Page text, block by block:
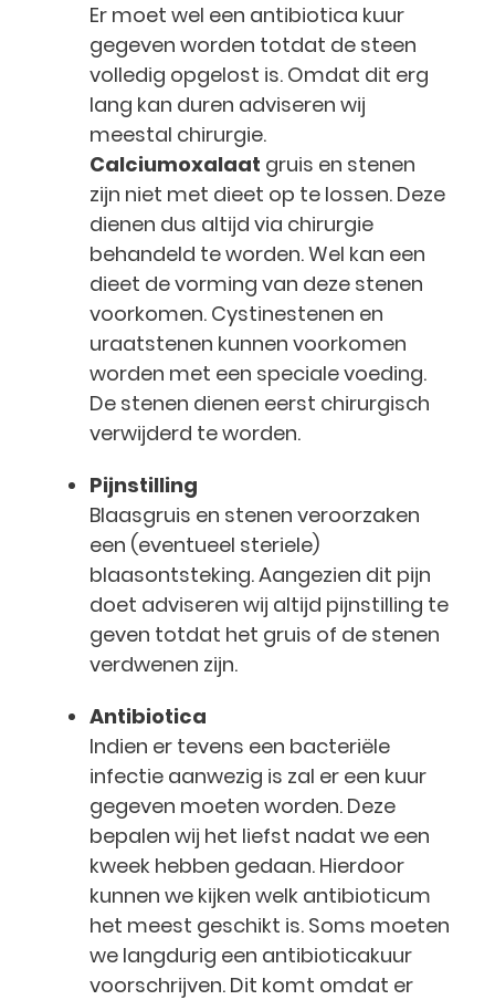
Er moet wel een antibiotica kuur
gegeven worden totdat de steen
volledig opgelost is. Omdat dit erg
lang kan duren adviseren wij
meestal chirurgie.
Calciumoxalaat gruis en stenen
zijn niet met dieet op te lossen. Deze
dienen dus altijd via chirurgie
behandeld te worden. Wel kan een
dieet de vorming van deze stenen
voorkomen. Cystinestenen en
uraatstenen kunnen voorkomen
worden met een speciale voeding.
De stenen dienen eerst chirurgisch
verwijderd te worden.
Pijnstilling
Blaasgruis en stenen veroorzaken
een (eventueel steriele)
blaasontsteking. Aangezien dit pijn
doet adviseren wij altijd pijnstilling te
geven totdat het gruis of de stenen
verdwenen zijn.
Antibiotica
Indien er tevens een bacteriële
infectie aanwezig is zal er een kuur
gegeven moeten worden. Deze
bepalen wij het liefst nadat we een
kweek hebben gedaan. Hierdoor
kunnen we kijken welk antibioticum
het meest geschikt is. Soms moeten
we langdurig een antibioticakuur
voorschrijven. Dit komt omdat er